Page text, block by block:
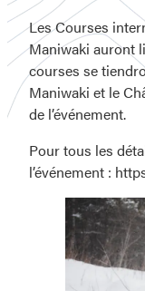
Les Courses
Maniwaki auront
courses se
Maniwaki et le
de l’événement.
Pour tous les
l’événement :